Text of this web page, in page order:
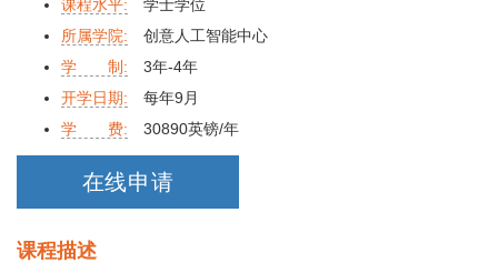
北京预科
新闻活动
伦艺研学
关于我们
课程水平: 学士学位
所属学院: 创意人工智能中心
学 制: 3年-4年
开学日期: 每年9月
学 费: 30890英镑/年
在线申请
课程描述